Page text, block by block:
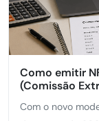
Como emitir
(Comissão
Com o novo